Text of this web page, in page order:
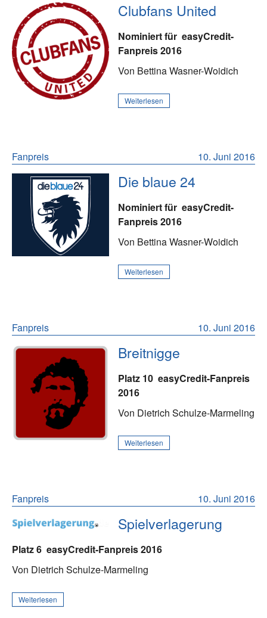
Clubfans United
Nominiert für easyCredit-
Fanpreis 2016
Von Bettina Wasner-Woidich
Weiterlesen
10. Juni 2016
Fanpreis
Die blaue 24
Nominiert für easyCredit-
Fanpreis 2016
Von Bettina Wasner-Woidich
Weiterlesen
10. Juni 2016
Fanpreis
Breitnigge
Platz 10 easyCredit-Fanpreis
2016
Von Dietrich Schulze-Marmeling
Weiterlesen
10. Juni 2016
Fanpreis
Spielverlagerung
Platz 6 easyCredit-Fanpreis 2016
Von Dietrich Schulze-Marmeling
Weiterlesen